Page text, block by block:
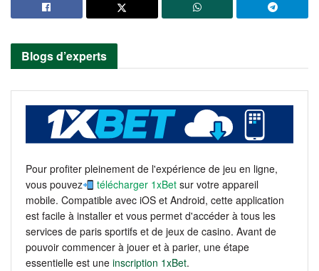
Blogs d’experts
Pour profiter pleinement de l'expérience de jeu en ligne,
vous pouvez
télécharger 1xBet sur votre appareil
mobile. Compatible avec iOS et Android, cette application
est facile à installer et vous permet d'accéder à tous les
services de paris sportifs et de jeux de casino. Avant de
pouvoir commencer à jouer et à parier, une étape
essentielle est une inscription 1xBet.